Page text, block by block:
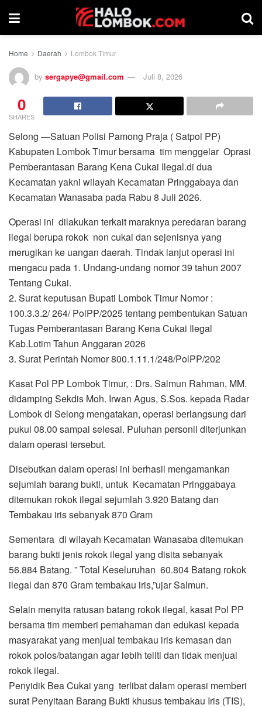
Home Daerah Lombok Timur
by sergapye@gmail.com Juli 8, 2026
0
SHARES
Selong —Satuan Polisi Pamong Praja ( Satpol PP)
Kabupaten Lombok Timur bersama tim menggelar Oprasi
Pemberantasan Barang Kena Cukai Ilegal.di dua
Kecamatan yakni wilayah Kecamatan Pringgabaya dan
Kecamatan Wanasaba pada Rabu 8 Juli 2026.
Operasi ini dilakukan terkait maraknya peredaran barang
ilegal berupa rokok non cukai dan sejenisnya yang
merugikan ke uangan daerah. Tindak lanjut operasi ini
mengacu pada 1. Undang-undang nomor 39 tahun 2007
Tentang Cukai.
2. Surat keputusan Bupati Lombok Timur Nomor :
100.3.3.2/ 264/ PolPP/2025 tentang pembentukan Satuan
Tugas Pemberantasan Barang Kena Cukai Ilegal
Kab.Lotim Tahun Anggaran 2026
3. Surat Perintah Nomor 800.1.11.1/248/PolPP/202
Kasat Pol PP Lombok Timur, : Drs. Salmun Rahman, MM.
didamping Sekdis Moh. Irwan Agus, S.Sos. kepada Radar
Lombok di Selong mengatakan, operasi berlangsung dari
pukul 08.00 sampai selesai. Puluhan personil diterjunkan
dalam operasi tersebut.
Disebutkan dalam operasi ini berhasil mengamankan
sejumlah barang bukti, untuk Kecamatan Pringgabaya
ditemukan rokok ilegal sejumlah 3.920 Batang dan
Tembakau iris sebanyak 870 Gram
Sementara di wilayah Kecamatan Wanasaba ditemukan
barang bukti jenis rokok ilegal yang disita sebanyak
56.884 Batang. ” Total Keseluruhan 60.804 Batang rokok
ilegal dan 870 Gram tembakau iris,”ujar Salmun.
Selain menyita ratusan batang rokok ilegal, kasat Pol PP
bersama tim memberi pemahaman dan edukasi kepada
masyarakat yang menjual tembakau iris kemasan dan
rokok polos/batangan agar lebih teliti dan tidak menjual
rokok ilegal.
Penyidik Bea Cukai yang terlibat dalam operasi memberi
surat Penyitaan Barang Bukti khusus tembakau Iris (TIS),